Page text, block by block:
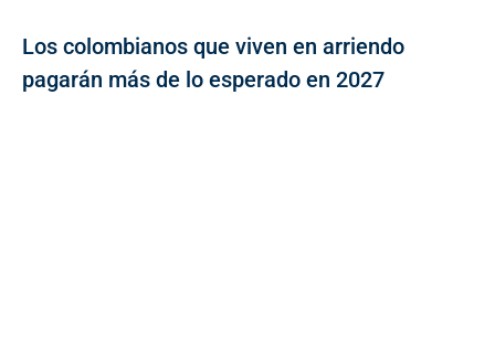
Los colombianos que viven en arriendo
pagarán más de lo esperado en 2027